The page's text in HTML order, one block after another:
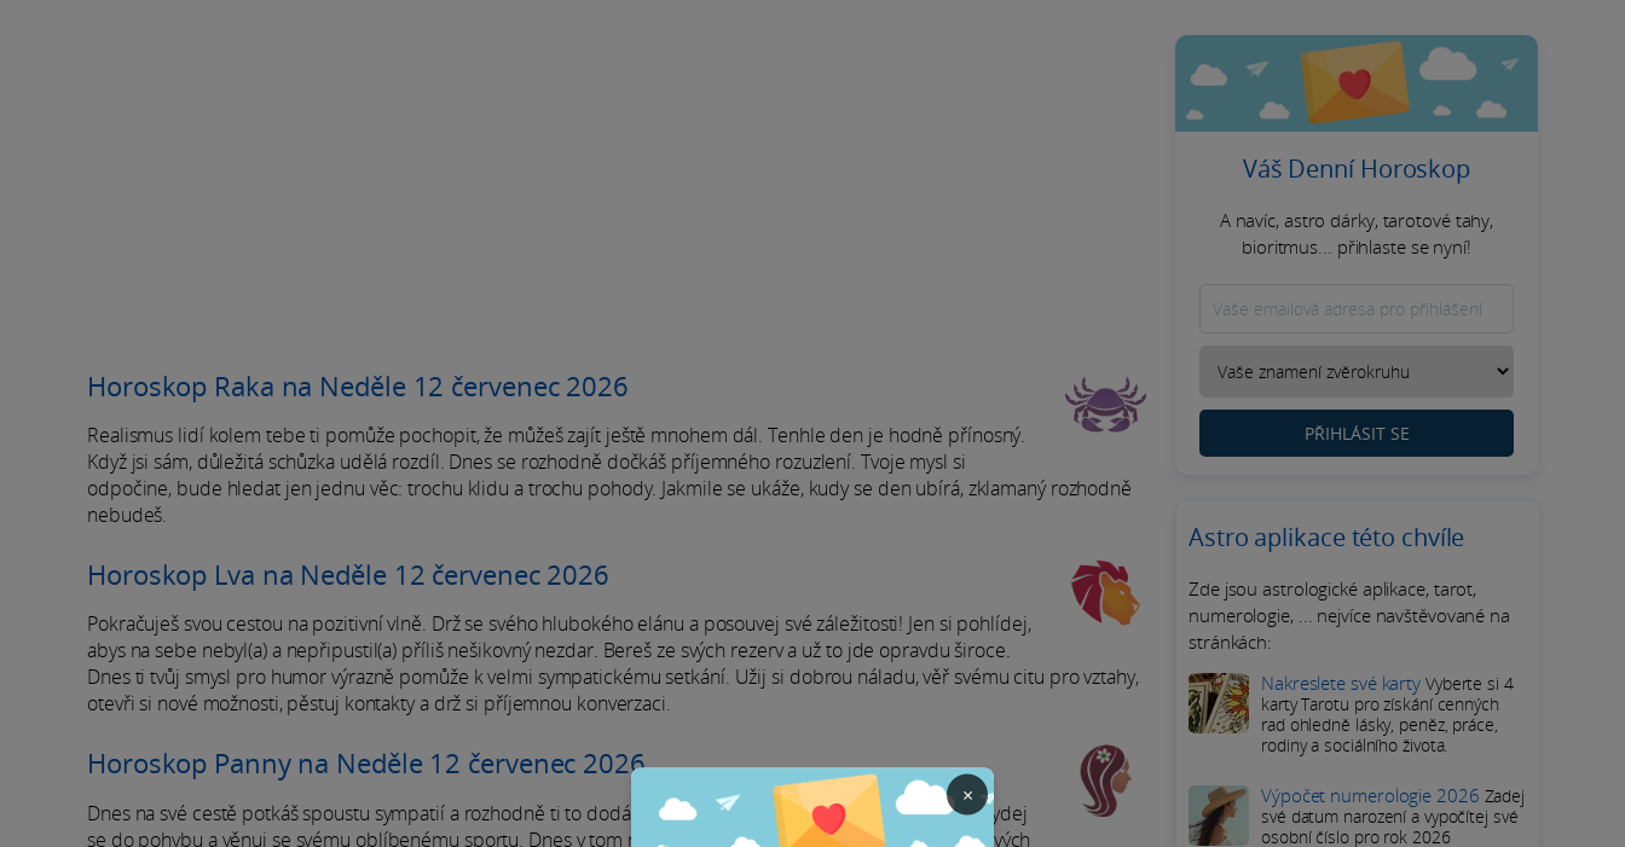
Horoskop Raka na Neděle 12 červenec 2026
Realismus lidí kolem tebe ti pomůže pochopit, že můžeš zajít ještě mnohem dál. Tenhle den je hodně přínosný.
Když jsi sám, důležitá schůzka udělá rozdíl. Dnes se rozhodně dočkáš příjemného rozuzlení. Tvoje mysl si
odpočine, bude hledat jen jednu věc: trochu klidu a trochu pohody. Jakmile se ukáže, kudy se den ubírá, zklamaný rozhodně
nebudeš.
Horoskop Lva na Neděle 12 červenec 2026
Pokračuješ svou cestou na pozitivní vlně. Drž se svého hlubokého elánu a posouvej své záležitosti! Jen si pohlídej,
abys na sebe nebyl(a) a nepřipustil(a) příliš nešikovný nezdar. Bereš ze svých rezerv a už to jde opravdu široce.
Dnes ti tvůj smysl pro humor výrazně pomůže k velmi sympatickému setkání. Užij si dobrou náladu, věř svému citu pro vztahy,
otevři si nové možnosti, pěstuj kontakty a drž si příjemnou konverzaci.
Horoskop Panny na Neděle 12 červenec 2026
Dnes na své cestě potkáš spoustu sympatií a rozhodně ti to dodá energii. Budeš mít toho hodně, co získat. Vydej
se do pohybu a věnuj se svému oblíbenému sportu. Dnes v tom nejspíš opravdu nejsi nadšený. Zabíráš do svých
Váš Denní Horoskop
A navíc, astro dárky, tarotové tahy,
bioritmus... přihlaste se nyní!
PŘIHLÁSIT SE
Astro aplikace této chvíle
Zde jsou astrologické aplikace, tarot,
numerologie, ... nejvíce navštěvované na
stránkách:
Nakreslete své karty Vyberte si 4
karty Tarotu pro získání cenných
rad ohledně lásky, peněz, práce,
rodiny a sociálního života.
Výpočet numerologie 2026 Zadej
své datum narození a vypočítej své
osobní číslo pro rok 2026
×